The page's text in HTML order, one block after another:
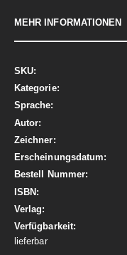
MEHR INFORMATIONEN
Mehr
Informationen
lieferbar